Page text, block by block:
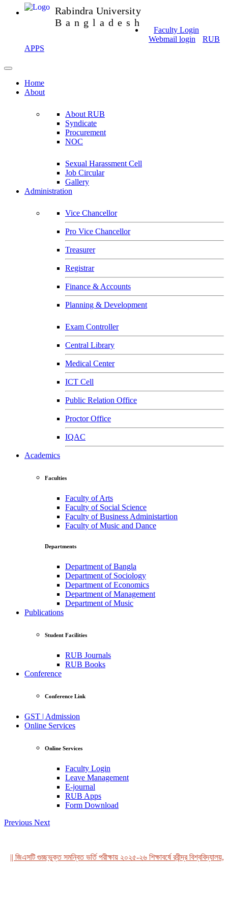
Rabindra University
Bangladesh
Faculty Login
Webmail login
RUB
APPS
Home
About
About RUB
Syndicate
Procurement
NOC
Sexual Harassment Cell
Job Circular
Gallery
Administration
Vice Chancellor
Pro Vice Chancellor
Treasurer
Registrar
Finance & Accounts
Planning & Development
Exam Controller
Central Library
Medical Center
ICT Cell
Public Relation Office
Proctor Office
IQAC
Academics
Faculties
Faculty of Arts
Faculty of Social Science
Faculty of Business Administartion
Faculty of Music and Dance
Departments
Department of Bangla
Department of Sociology
Department of Economics
Department of Management
Department of Music
Publications
Student Facilities
RUB Journals
RUB Books
Conference
Conference Link
GST | Admission
Online Services
Online Services
Faculty Login
Leave Management
E-journal
RUB Apps
Form Download
Previous Next
|| জিএসটি গুচ্ছভুক্ত সমন্বিত ভর্তি পরীক্ষায় ২০২৫-২৬ শিক্ষাবর্ষে রবীন্দ্র